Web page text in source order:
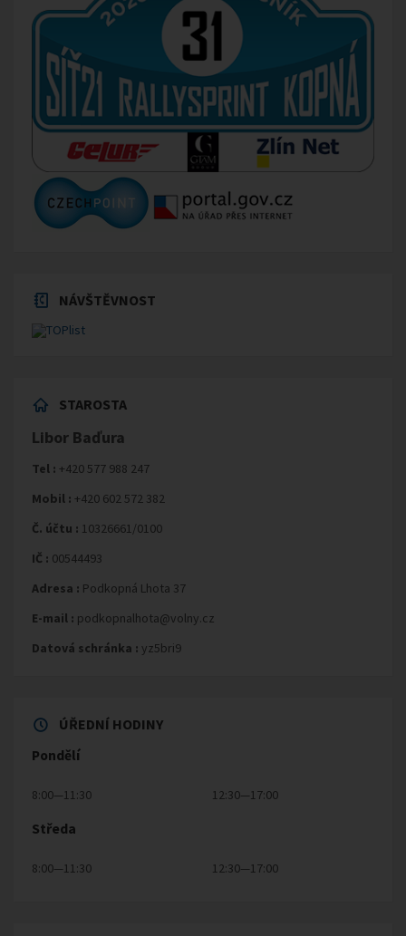
NÁVŠTĚVNOST
STAROSTA
Libor Baďura
Tel : +420 577 988 247
Mobil : +420 602 572 382
Č. účtu : 10326661/0100
IČ : 00544493
Adresa : Podkopná Lhota 37
E-mail : podkopnalhota@volny.cz
Datová schránka : yz5bri9
ÚŘEDNÍ HODINY
Pondělí
8:00—11:30 12:30—17:00
Středa
8:00—11:30 12:30—17:00